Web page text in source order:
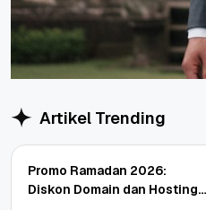
Artikel Trending
Promo Ramadan 2026:
Diskon Domain dan Hosting